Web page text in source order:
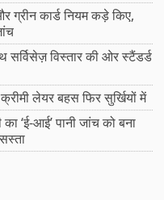
ग्रीन कार्ड नियम कड़े किए,
विस्तार की ओर स्टैंडर्ड
लेयर बहस फिर सुर्खियों में
‘ई-आई’ पानी जांच को बना